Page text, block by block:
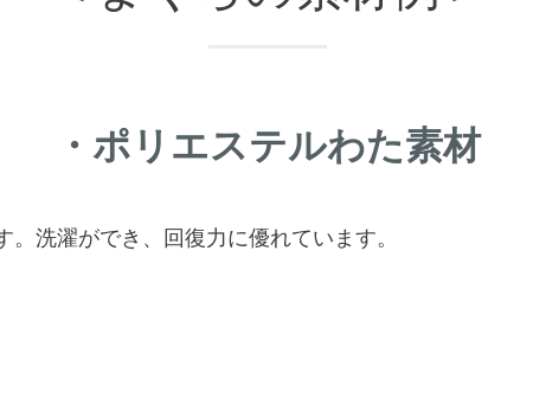
・ポリエステルわた素材
洗濯ができ、回復力に優れています。